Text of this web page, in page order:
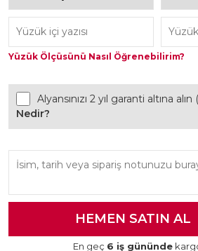
Yüzük Ölçüsünü Nasıl Öğrenebilirim?
Alyansınızı 2 yıl garanti altına
Nedir?
En geç 6 iş gününde